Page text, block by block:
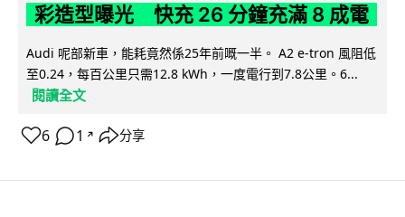
彩造型曝光 快充 26 分鐘充滿 8 成電
Audi 呢部新車，能耗竟然係25年前嘅一半。 A2 e-tron 風阻低
至0.24，每百公里只需12.8 kWh，一度電行到7.8公里。6...
閱讀全文
6 1 ↗ 分享